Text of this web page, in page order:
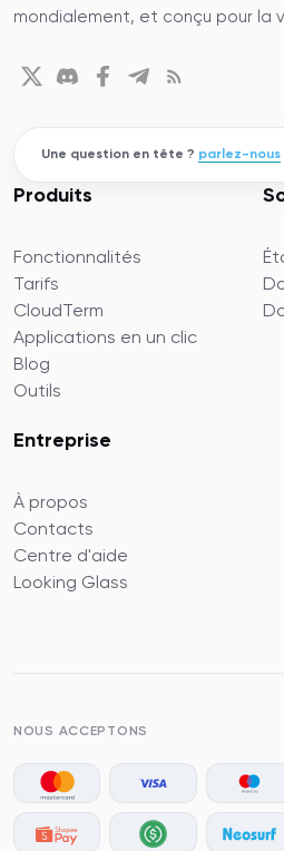
mondialement, et conçu pour la
Une question en tête ? parlez-nous
Produits
Fonctionnalités
Tarifs
CloudTerm
Applications en un clic
Blog
Outils
Entreprise
À propos
Contacts
Centre d'aide
Looking Glass
NOUS ACCEPTONS